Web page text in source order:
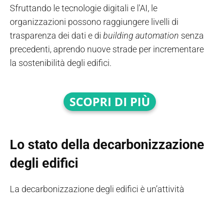
Sfruttando le tecnologie digitali e l'AI, le
organizzazioni possono raggiungere livelli di
trasparenza dei dati e di building automation senza
precedenti, aprendo nuove strade per incrementare
la sostenibilità degli edifici.
SCOPRI DI PIÙ
Lo stato della decarbonizzazione
degli edifici
La decarbonizzazione degli edifici è un’attività